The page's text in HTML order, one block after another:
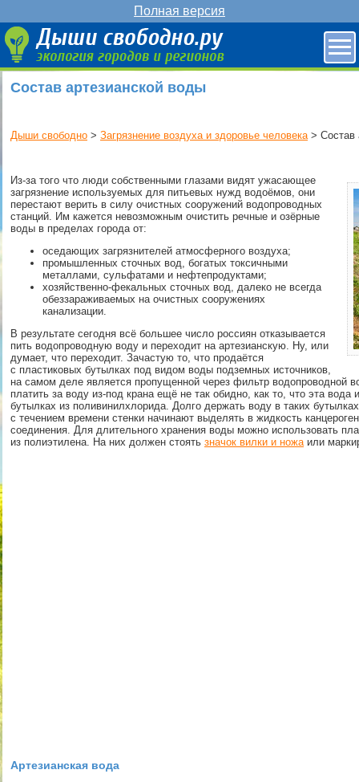
Полная версия
Состав артезианской воды
Дыши свободно > Загрязнение воздуха и здоровье человека> Состав
Из-за того что люди собственными глазами видят ужасающее
загрязнение используемых для питьевых нужд водоёмов, они
перестают верить в силу очистных сооружений водопроводных
станций. Им кажется невозможным очистить речные и озёрные
воды в пределах города от:
оседающих загрязнителей атмосферного воздуха;
промышленных сточных вод, богатых токсичными
металлами, сульфатами и нефтепродуктами;
хозяйственно-фекальных сточных вод, далеко не всегда
обеззараживаемых на очистных сооружениях
канализации.
В результате сегодня всё большее число россиян отказывается
пить водопроводную воду и переходит на артезианскую. Ну, или
думает, что переходит. Зачастую то, что продаётся
с пластиковых бутылках под видом воды подземных источников,
на самом деле является пропущенной через фильтр водопроводной
платить за воду из-под крана ещё не так обидно, как то, что эта вода
бутылках из поливинилхлорида. Долго держать воду в таких
с течением времени стенки начинают выделять в жидкость
соединения. Для длительного хранения воды можно использовать
из полиэтилена. На них должен стоять значок вилки и ножаили
Артезианская вода